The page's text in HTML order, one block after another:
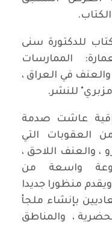
للدكتورة سنى
الممارسات
والعنف في العراق ،
عاشت صدمة
سنوات من العقوبات التي
، والعنف اللاحق ،
واسعة من
منظورا جديدا
بإنشاء ملجأ
، والمناطق